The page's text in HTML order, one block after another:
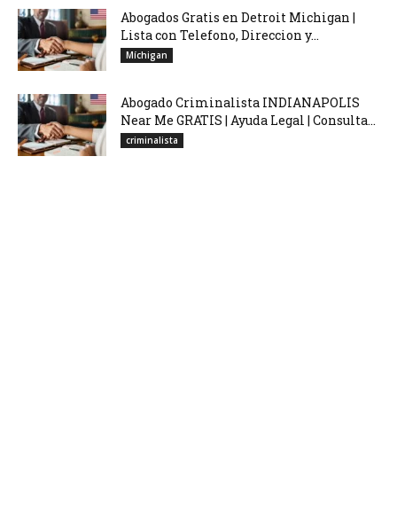
Abogados Gratis en Detroit Michigan |
Lista con Telefono, Direccion y...
Míchigan
Abogado Criminalista INDIANAPOLIS
Near Me GRATIS | Ayuda Legal | Consulta...
criminalista